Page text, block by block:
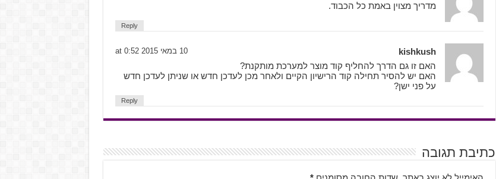
מדריך מצוין באמת כל הכבוד.
Reply
kishkush 10 במאי 2015 at 0:52
האם זו גם הדרך להחליף קוד מוצר למערכת מותקנת?
האם יש להסיר תחילה קוד הרישיון הקיים ולאחר מכן לעדכן חדש או שניתן לעדכן חדש
על פני ישן?
Reply
כתיבת תגובה